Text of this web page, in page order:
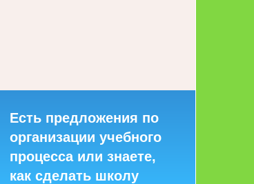
Есть предложения по
организации учебного
процесса или знаете,
как сделать школу